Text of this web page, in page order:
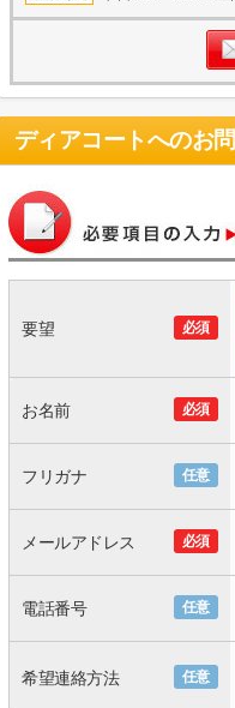
ディアコートへのお
必須
要望
必須
お名前
任意
フリガナ
必須
メールアドレス
任意
電話番号
任意
希望連絡方法